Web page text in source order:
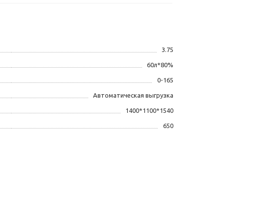
3.75
60л*80%
0-165
Автоматическая выгрузка
1400*1100*1540
650